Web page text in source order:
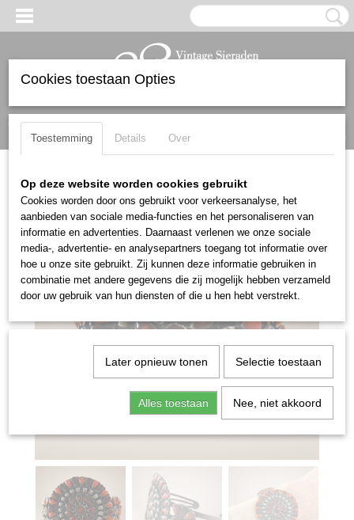
Inloggen Registreren
(0)
Home >Native American en Mexicaans>Armbanden
Navajo stijl GROTE cluster email armband
Cookies toestaan Opties
Toestemming Details Over
Op deze website worden cookies gebruikt
Cookies worden door ons gebruikt voor verkeersanalyse, het
aanbieden van sociale media-functies en het personaliseren van
informatie en advertenties. Daarnaast verlenen we onze sociale
media-, advertentie- en analysepartners toegang tot informatie over
hoe u onze site gebruikt. Zij kunnen deze informatie gebruiken in
combinatie met andere gegevens die zij mogelijk hebben verzameld
door uw gebruik van hun diensten of die u hen hebt verstrekt.
Later opnieuw tonen Selectie toestaan
Alles toestaan Nee, niet akkoord